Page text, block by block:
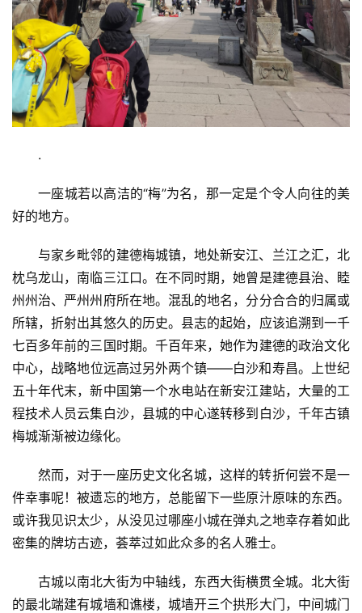
.
一座城若以高洁的“梅”为名，那一定是个令人向往的美
好的地方。
与家乡毗邻的建德梅城镇，地处新安江、兰江之汇，北
枕乌龙山，南临三江口。在不同时期，她曾是建德县治、睦
州州治、严州州府所在地。混乱的地名，分分合合的归属或
所辖，折射出其悠久的历史。县志的起始，应该追溯到一千
七百多年前的三国时期。千百年来，她作为建德的政治文化
中心，战略地位远高过另外两个镇——白沙和寿昌。上世纪
五十年代末，新中国第一个水电站在新安江建站，大量的工
程技术人员云集白沙，县城的中心遂转移到白沙，千年古镇
梅城渐渐被边缘化。
然而，对于一座历史文化名城，这样的转折何尝不是一
件幸事呢！被遗忘的地方，总能留下一些原汁原味的东西。
或许我见识太少，从没见过哪座小城在弹丸之地幸存着如此
密集的牌坊古迹，荟萃过如此众多的名人雅士。
古城以南北大街为中轴线，东西大街横贯全城。北大街
的最北端建有城墙和谯楼，城墙开三个拱形大门，中间城门